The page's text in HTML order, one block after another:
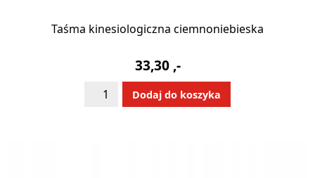
Taśma kinesiologiczna ciemnoniebieska
33,30 ,-
ilość
Dodaj do koszyka
Alternative: